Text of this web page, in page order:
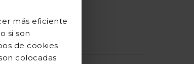
más eficiente
si son
de cookies
colocadas